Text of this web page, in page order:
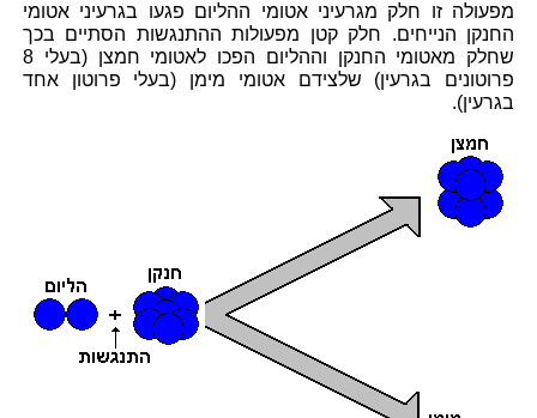
מפעולה זו חלק מגרעיני אטומי ההליום פגעו בגרעיני אטומי
החנקן הנייחים. חלק קטן מפעולות ההתנגשות הסתיים בכך
שחלק מאטומי החנקן וההליום הפכו לאטומי חמצן (בעלי 8
פרוטונים בגרעין) שלצידם אטומי מימן (בעלי פרוטון אחד
בגרעין).